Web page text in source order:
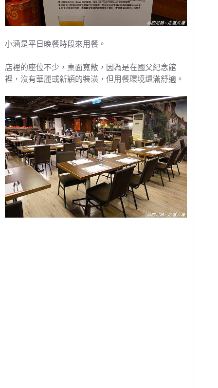
小涵是平日晚餐時段來用餐。
店裡的座位不少，桌面寬敞，因為是在國父紀念館
裡，沒有華麗或新穎的裝潢，但用餐環境還滿舒適。